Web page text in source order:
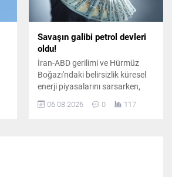
Savaşın galibi petrol devleri
oldu!
İran-ABD gerilimi ve Hürmüz
Boğazı'ndaki belirsizlik küresel
enerji piyasalarını sarsarken,
dünyanın en büyük sekiz petrol
şirketi yılın ikinci çeyreğinde
06.08.2026 0 117